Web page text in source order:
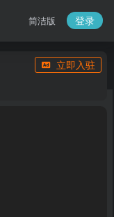
简洁版 登录
立即入驻